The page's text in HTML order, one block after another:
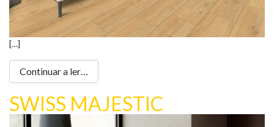
[…]
Continuar a ler…
SWISS MAJESTIC